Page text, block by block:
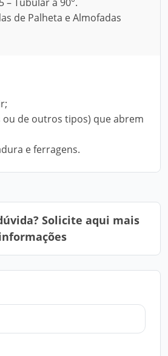
de Palheta e Almofadas
ou de outros tipos) que abrem
e ferragens.
Solicite aqui mais